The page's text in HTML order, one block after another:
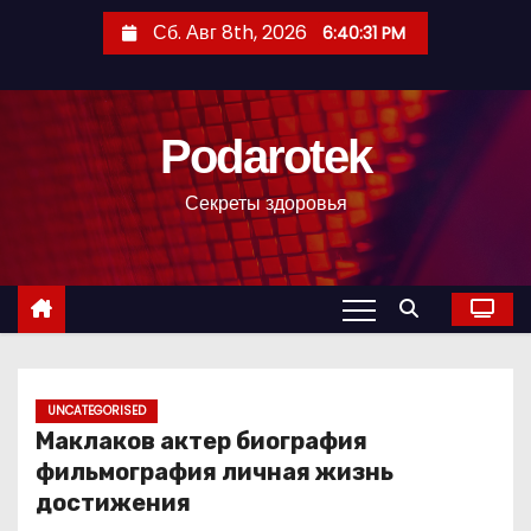
с
Сб. Авг 8th, 2026 6:40:33 PM
Podarotek
Секреты здоровья
UNCATEGORISED
Маклаков актер биография
фильмография личная жизнь
достижения